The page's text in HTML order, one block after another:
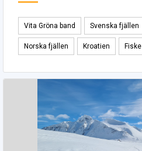
Vita Gröna band Svenska fjällen
Norska fjällen Kroatien Fiske